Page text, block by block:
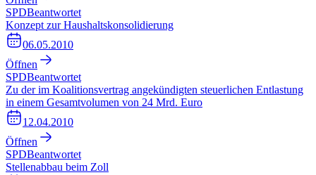
SPDBeantwortet
Konzept zur Haushaltskonsolidierung
06.05.2010
Öffnen
SPDBeantwortet
Zu der im Koalitionsvertrag angekündigten steuerlichen Entlastung
in einem Gesamtvolumen von 24 Mrd. Euro
12.04.2010
Öffnen
SPDBeantwortet
Stellenabbau beim Zoll